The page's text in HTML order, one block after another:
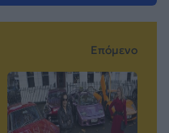
Επόμενο